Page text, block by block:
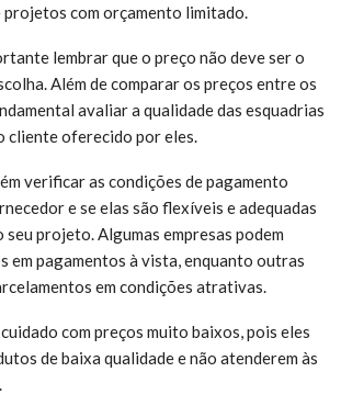
projetos com orçamento limitado.
lembrar que o preço não deve ser o
Além de comparar os preços entre os
avaliar a qualidade das esquadrias
cliente oferecido por eles.
verificar as condições de pagamento
e se elas são flexíveis e adequadas
seu projeto. Algumas empresas podem
em pagamentos à vista, enquanto outras
em condições atrativas.
com preços muito baixos, pois eles
de baixa qualidade e não atenderem às